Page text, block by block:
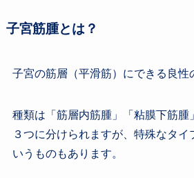
子宮筋腫とは？
子宮の筋層（平滑筋）にできる良性
種類は「筋層内筋腫」「粘膜下筋腫
３つに分けられますが、特殊なタイ
いうものもあります。